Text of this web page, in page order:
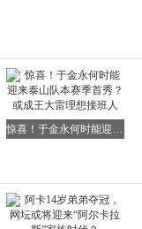
惊喜！于金永何时能迎来泰山队本赛季首秀？或成王大雷理想接班人